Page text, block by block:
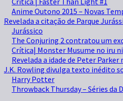
Anime Outono 2015 – Novas
Revelada a citação de Parque
Jurássico
The Conjuring 2 contratou um
Crítica| Monster Musume no iru
Revelada a idade de Peter
J.K. Rowling divulga texto inédito
Harry Potter
Throwback Thursday – Séries da